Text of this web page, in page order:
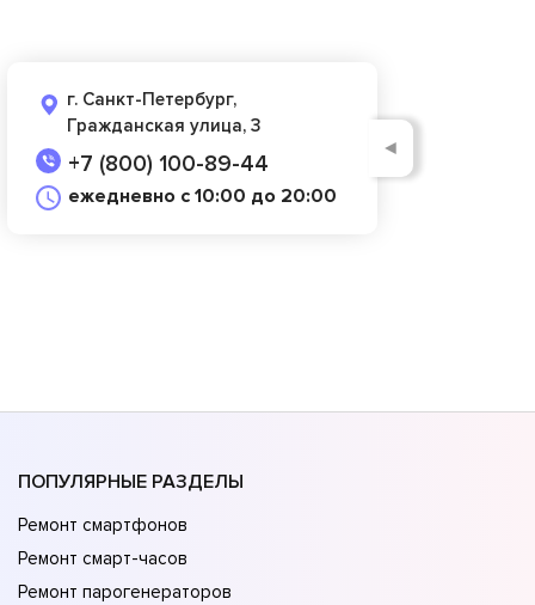
г. Санкт-Петербург,
Гражданская улица, 3
+7 (800) 100-89-44
ежедневно с 10:00 до 20:00
◄
ПОПУЛЯРНЫЕ РАЗДЕЛЫ
Ремонт смартфонов
Ремонт смарт-часов
Ремонт парогенераторов